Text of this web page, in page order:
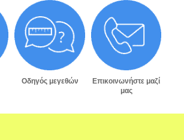
Οδηγός μεγεθών
Επικοινωνήστε μαζί
μας